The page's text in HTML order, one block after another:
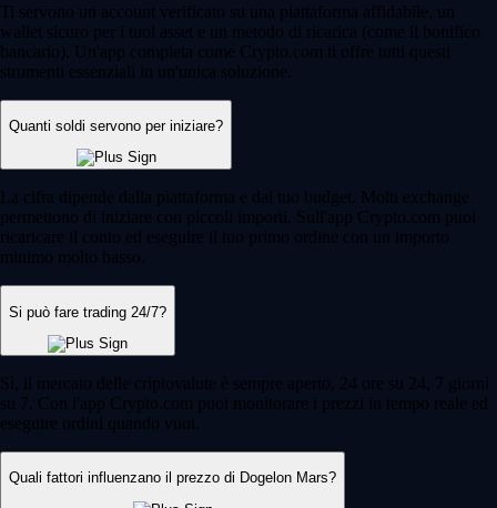
Ti servono un account verificato su una piattaforma affidabile, un
wallet sicuro per i tuoi asset e un metodo di ricarica (come il bonifico
bancario). Un'app completa come Crypto.com ti offre tutti questi
strumenti essenziali in un'unica soluzione.
Quanti soldi servono per iniziare?
La cifra dipende dalla piattaforma e dal tuo budget. Molti exchange
permettono di iniziare con piccoli importi. Sull'app Crypto.com puoi
ricaricare il conto ed eseguire il tuo primo ordine con un importo
minimo molto basso.
Si può fare trading 24/7?
Sì, il mercato delle criptovalute è sempre aperto, 24 ore su 24, 7 giorni
su 7. Con l'app Crypto.com puoi monitorare i prezzi in tempo reale ed
eseguire ordini quando vuoi.
Quali fattori influenzano il prezzo di Dogelon Mars?